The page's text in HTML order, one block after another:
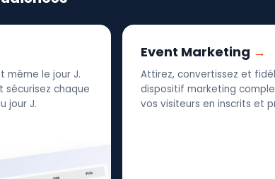
même le jour J.
sécurisez chaque
jour J.
Event Marketing
Attirez, convertissez et
dispositif marketing
vos visiteurs en inscrits et